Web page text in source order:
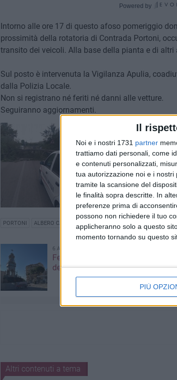
Il
Noi e i nostri 1731 partner
trattiamo dati personali, come
e contenuti personalizzati,
tua autorizzazione noi e i
tramite la scansione del
le finalità sopra descritte. In
preferenze prima di
possono non richiedere il tuo
applicheranno solo a questo
momento tornando su questo
PIÙ
Powered by
Intorno alle ore 17 di questo afoso pomeriggio
prossimità della rotatoria di Contrada Portoni,
transito dei veicoli. Alla base della pianta e di
Sul posto è intervenuta la Vigilanza Apulia,
dalla Polizia Locale.
Non si registrano né feriti né danni alle vetture.
Seguiranno aggiornamenti.
PORTONI ALBERO CADUTO
6 AGOSTO 2026
Festa Maggiore, il programma
del 6 agosto
Altri contenuti a tema